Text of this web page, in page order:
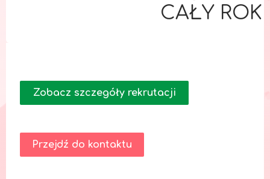
CAŁY ROK
Zobacz szczegóły rekrutacji
Przejdź do kontaktu